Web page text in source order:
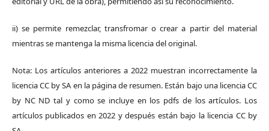
ii) se permite remezclar, transfromar o crear a partir del material
mientras se mantenga la misma licencia del original.
Nota: Los artículos anteriores a 2022 muestran incorrectamente la
licencia CC by SA en la página de resumen. Están bajo una licencia CC
by NC ND tal y como se incluye en los pdfs de los artículos. Los
artículos publicados en 2022 y después están bajo la licencia CC by